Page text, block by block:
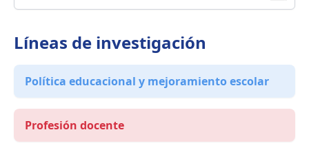
Líneas de investigación
Política educacional y mejoramiento escolar
Profesión docente